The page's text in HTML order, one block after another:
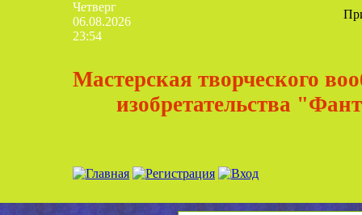
Четверг
06.08.2026
23:54
Мастерская творческого
изобретательства